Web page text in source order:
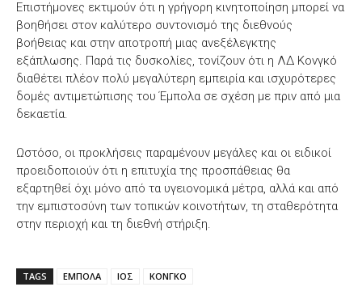
Επιστήμονες εκτιμούν ότι η γρήγορη κινητοποίηση μπορεί να
βοηθήσει στον καλύτερο συντονισμό της διεθνούς
βοήθειας και στην αποτροπή μιας ανεξέλεγκτης
εξάπλωσης. Παρά τις δυσκολίες, τονίζουν ότι η ΛΔ Κονγκό
διαθέτει πλέον πολύ μεγαλύτερη εμπειρία και ισχυρότερες
δομές αντιμετώπισης του Έμπολα σε σχέση με πριν από μια
δεκαετία.
Ωστόσο, οι προκλήσεις παραμένουν μεγάλες και οι ειδικοί
προειδοποιούν ότι η επιτυχία της προσπάθειας θα
εξαρτηθεί όχι μόνο από τα υγειονομικά μέτρα, αλλά και από
την εμπιστοσύνη των τοπικών κοινοτήτων, τη σταθερότητα
στην περιοχή και τη διεθνή στήριξη.
TAGS ΕΜΠΟΛΑ ΙΟΣ
ΚΟΝΓΚΟ